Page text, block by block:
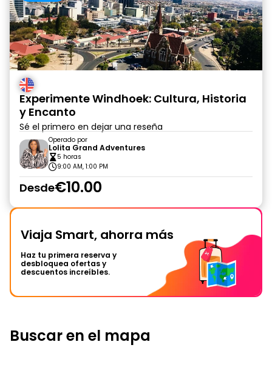
Experimente Windhoek: Cultura, Historia
y Encanto
Sé el primero en dejar una reseña
Operado por
Lolita Grand Adventures
5 horas
9:00 AM, 1:00 PM
Desde€10.00
Viaja Smart, ahorra más
Haz tu primera reserva y
desbloquea ofertas y
descuentos increíbles.
Buscar en el mapa